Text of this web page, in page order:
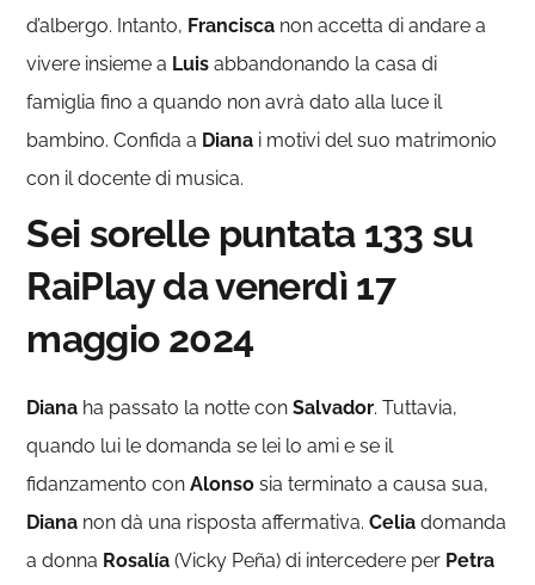
d’albergo. Intanto, Francisca non accetta di andare a
vivere insieme a Luis abbandonando la casa di
famiglia fino a quando non avrà dato alla luce il
bambino. Confida a Diana i motivi del suo matrimonio
con il docente di musica.
Sei sorelle puntata 133 su
RaiPlay da venerdì 17
maggio 2024
Diana ha passato la notte conSalvador. Tuttavia,
quando lui le domanda se lei lo ami e se il
fidanzamento conAlonso sia terminato a causa sua,
Diana non dà una risposta affermativa.Celia domanda
a donna Rosalía (Vicky Peña) di intercedere per Petra